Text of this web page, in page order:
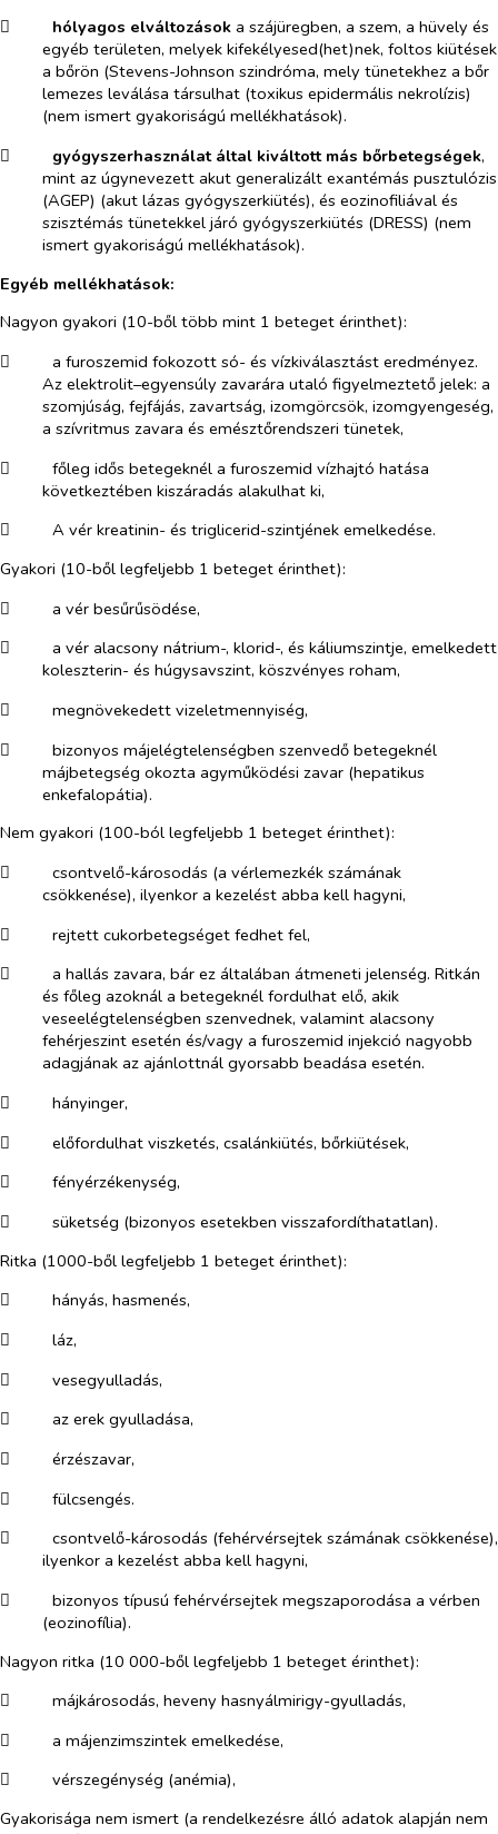
​
hólyagos elváltozásoka szájüregben, a szem, a hüvely és
egyéb területen, melyek kifekélyesed(het)nek, foltos kiütések
a bőrön (Stevens-Johnson szindróma, mely tünetekhez a bőr
lemezes leválása társulhat (toxikus epidermális nekrolízis)
(nem ismert gyakoriságú mellékhatások).
​
gyógyszerhasználat által kiváltott más bőrbetegségek,
mint az úgynevezett akut generalizált exantémás pusztulózis
(AGEP) (akut lázas gyógyszerkiütés), és eozinofiliával és
szisztémás tünetekkel járó gyógyszerkiütés (DRESS) (nem
ismert gyakoriságú mellékhatások).
Egyéb mellékhatások:
Nagyon gyakori (10-ből több mint 1 beteget érinthet):
​
a furoszemid fokozott só- és vízkiválasztást eredményez.
Az elektrolit–egyensúly zavarára utaló figyelmeztető jelek: a
szomjúság, fejfájás, zavartság, izomgörcsök, izomgyengeség,
a szívritmus zavara és emésztőrendszeri tünetek,
​
főleg idős betegeknél a furoszemid vízhajtó hatása
következtében kiszáradás alakulhat ki,
​
A vér kreatinin- és triglicerid-szintjének emelkedése.
Gyakori (10-ből legfeljebb 1 beteget érinthet):
​
a vér besűrűsödése,
​
a vér alacsony nátrium-, klorid-, és káliumszintje, emelkedett
koleszterin- és húgysavszint, köszvényes roham,
​
megnövekedett vizeletmennyiség,
​
bizonyos májelégtelenségben szenvedő betegeknél
májbetegség okozta agyműködési zavar (hepatikus
enkefalopátia).
Nem gyakori (100-ból legfeljebb 1 beteget érinthet):
​
csontvelő-károsodás (a vérlemezkék számának
csökkenése), ilyenkor a kezelést abba kell hagyni,
​
rejtett cukorbetegséget fedhet fel,
​
a hallás zavara, bár ez általában átmeneti jelenség. Ritkán
és főleg azoknál a betegeknél fordulhat elő, akik
veseelégtelenségben szenvednek, valamint alacsony
fehérjeszint esetén és/vagy a furoszemid injekció nagyobb
adagjának az ajánlottnál gyorsabb beadása esetén.
​
hányinger,
​
előfordulhat viszketés, csalánkiütés, bőrkiütések,
​
fényérzékenység,
​
süketség (bizonyos esetekben visszafordíthatatlan).
Ritka (1000-ből legfeljebb 1 beteget érinthet):
​
hányás, hasmenés,
​
láz,
​
vesegyulladás,
​
az erek gyulladása,
​
érzészavar,
​
fülcsengés.
​
csontvelő-károsodás (fehérvérsejtek számának csökkenése),
ilyenkor a kezelést abba kell hagyni,
​
bizonyos típusú fehérvérsejtek megszaporodása a vérben
(eozinofília).
Nagyon ritka (10 000-ből legfeljebb 1 beteget érinthet):
​
májkárosodás, heveny hasnyálmirigy-gyulladás,
​
a májenzimszintek emelkedése,
​
vérszegénység (anémia),
Gyakorisága nem ismert (a rendelkezésre álló adatok alapján nem